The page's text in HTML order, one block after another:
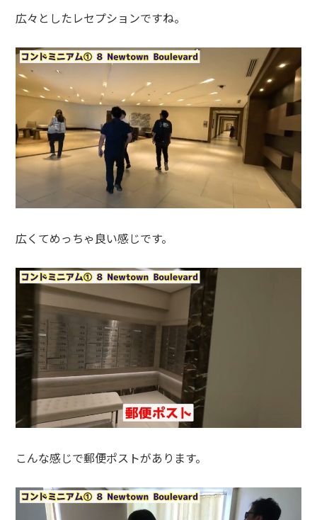
広々としたレセプションですね。
広くてめっちゃ良い感じです。
こんな感じで郵便ポストがあります。